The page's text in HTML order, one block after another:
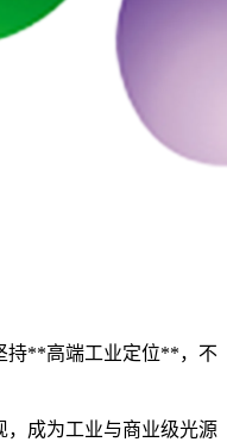
持**高端工业定位**，不
，成为工业与商业级光源